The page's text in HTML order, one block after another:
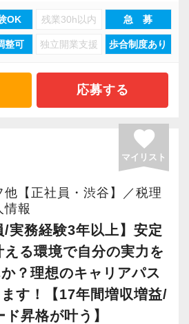
たいと思っています。
験がある方やお客様とのコ
好きな方は、自信を持って
声”のスキルが思わぬところで
いを応援してくれる勢いの
長しましょう！
多いので、「私も頑張ろ
自然になれます。
社したばかりだし」となか
くても、上長がフォローし
お客様の月次試算表を作成
ベルアップしていきましょ
れながら業務に取り組んで
解と知識が深まります！
慣れてきますので、本人の
務、年末調整業務、確定申
ジして頂けます。先輩スタ
すので、安心して税務・会
えられます！
〜)
たら、自分自身で決算を行
書が出来ましたら、先輩ス
任者からのチェックと国税
ような会社”明るく楽しく一
ています】
所ははじめて」と言われる
るいのが当社の特徴です。
成⻑性を重視していて、や
躍したい熱い想いのある
制度充実！学生の間に、こ
生き残るために必要な専門
ンピューターやAIに取って
われています。
めにできることはコンピュ
け、今後も社員が働きやす
的に推進していきます。
環境を用意してお待ちして
オープンした新しいオフィス
のアクセスで、地場のお客
があります。
入れ拡大を続けているた
新規のお客様獲得に向けた
す。
ンバーが中心となって運営
いと活気のあるオフィスで
」「新宿」「錦糸町」
阪」の６拠点を展開してい
オフィス」を新設し、その
「大阪オフィス」「錦糸町
には「柏オフィス」を開設
阪オフィスを増床するなど、
ます。
自己成長を実現できます。
やりたい」という気持ちを
、資格を持っていなくて
キャリアアップが可能で
OK 残業30h以内 急 募
整可 独立開業支援 歩合制度あり
応募する
favorite
マイリスト
【正社員・渋谷】／税理
情報
実務経験3年以上】安定
る環境で自分の実力を
？理想のキャリアパス
す！【17年間増収増益/
昇格が叶う】